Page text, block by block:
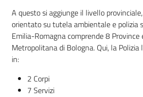
A questo si aggiunge il livello
orientato su tutela ambientale e polizia
Emilia-Romagna comprende 8 Province
Metropolitana di Bologna. Qui, la Polizia
in:
2 Corpi
7 Servizi